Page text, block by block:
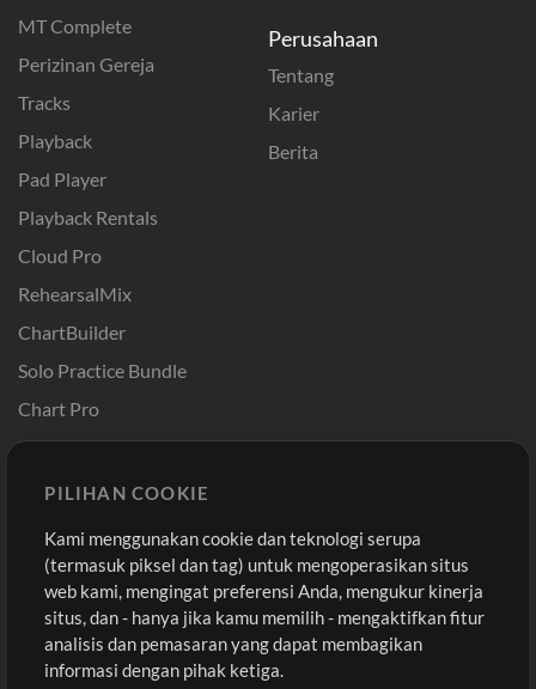
MT Complete
Perizinan Gereja
Tracks
Playback
Pad Player
Playback Rentals
Cloud Pro
RehearsalMix
ChartBuilder
Solo Practice Bundle
Chart Pro
Template ProPresenter
Sound
Perusahaan
Tentang
Karier
Berita
Pembelian
Beli Kredit
Konten Gratis
Permintaan Lagu
Akun
Masuk
Daftar
Lihat Keranjang
PILIHAN COOKIE
Kami menggunakan cookie dan teknologi serupa
(termasuk piksel dan tag) untuk mengoperasikan situs
web kami, mengingat preferensi Anda, mengukur kinerja
situs, dan - hanya jika kamu memilih - mengaktifkan fitur
analisis dan pemasaran yang dapat membagikan
informasi dengan pihak ketiga.